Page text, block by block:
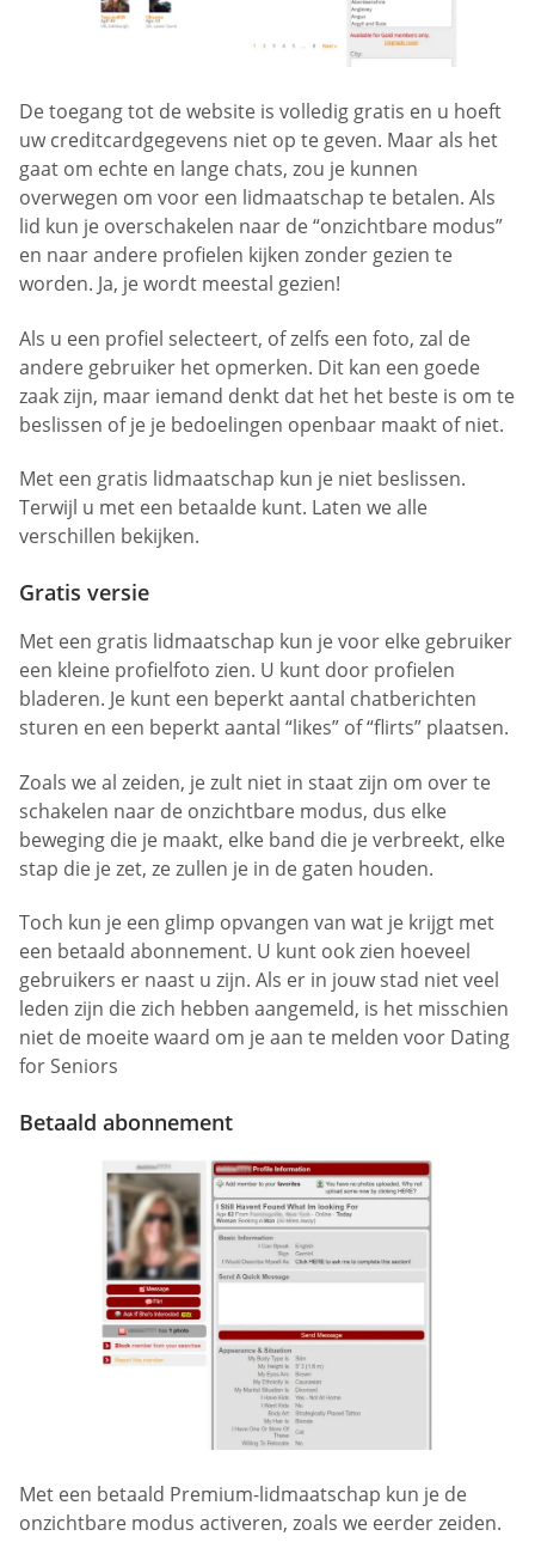
De toegang tot de website is volledig gratis en u hoeft
uw creditcardgegevens niet op te geven. Maar als het
gaat om echte en lange chats, zou je kunnen
overwegen om voor een lidmaatschap te betalen. Als
lid kun je overschakelen naar de “onzichtbare modus”
en naar andere profielen kijken zonder gezien te
worden. Ja, je wordt meestal gezien!
Als u een profiel selecteert, of zelfs een foto, zal de
andere gebruiker het opmerken. Dit kan een goede
zaak zijn, maar iemand denkt dat het het beste is om te
beslissen of je je bedoelingen openbaar maakt of niet.
Met een gratis lidmaatschap kun je niet beslissen.
Terwijl u met een betaalde kunt. Laten we alle
verschillen bekijken.
Gratis versie
Met een gratis lidmaatschap kun je voor elke gebruiker
een kleine profielfoto zien. U kunt door profielen
bladeren. Je kunt een beperkt aantal chatberichten
sturen en een beperkt aantal “likes” of “flirts” plaatsen.
Zoals we al zeiden, je zult niet in staat zijn om over te
schakelen naar de onzichtbare modus, dus elke
beweging die je maakt, elke band die je verbreekt, elke
stap die je zet, ze zullen je in de gaten houden.
Toch kun je een glimp opvangen van wat je krijgt met
een betaald abonnement. U kunt ook zien hoeveel
gebruikers er naast u zijn. Als er in jouw stad niet veel
leden zijn die zich hebben aangemeld, is het misschien
niet de moeite waard om je aan te melden voor Dating
for Seniors
Betaald abonnement
Met een betaald Premium-lidmaatschap kun je de
onzichtbare modus activeren, zoals we eerder zeiden.